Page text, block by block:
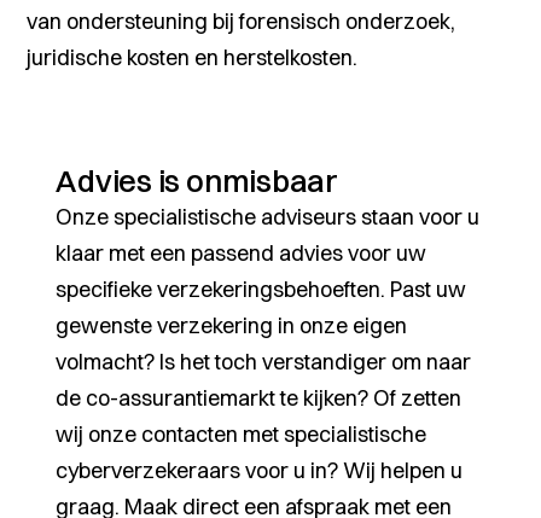
van ondersteuning bij forensisch onderzoek,
juridische kosten en herstelkosten.
Advies is onmisbaar
Onze specialistische adviseurs staan voor u
klaar met een passend advies voor uw
specifieke verzekeringsbehoeften. Past uw
gewenste verzekering in onze eigen
volmacht? Is het toch verstandiger om naar
de co-assurantiemarkt te kijken? Of zetten
wij onze contacten met specialistische
cyberverzekeraars voor u in? Wij helpen u
graag. Maak direct een afspraak met een